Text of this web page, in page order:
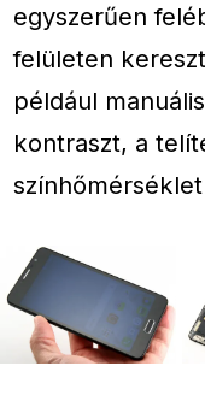
egyszerűen
felületen
például
kontraszt, a